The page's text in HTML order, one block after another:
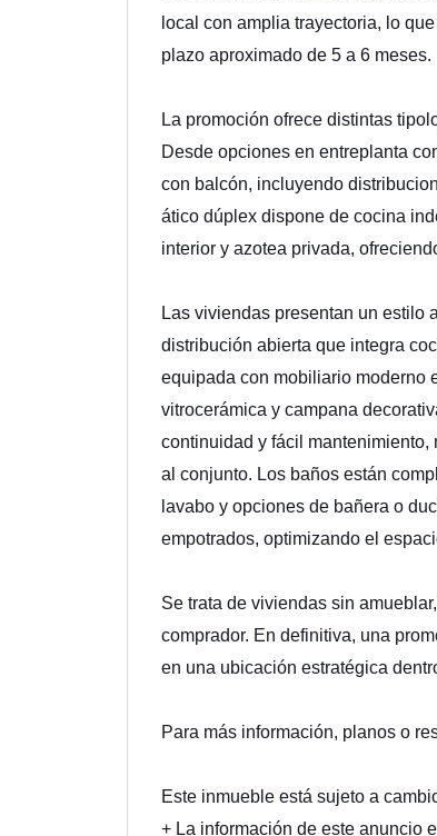
local con amplia trayectoria, lo
plazo aproximado de 5 a 6 meses.
La promoción ofrece distintas
Desde opciones en entreplanta
con balcón, incluyendo
ático dúplex dispone de cocina
interior y azotea privada,
Las viviendas presentan un estilo
distribución abierta que integra
equipada con mobiliario moderno
vitrocerámica y campana
continuidad y fácil
al conjunto. Los baños están
lavabo y opciones de bañera o
empotrados, optimizando el
Se trata de viviendas sin
comprador. En definitiva, una
en una ubicación estratégica
Para más información, planos o
Este inmueble está sujeto a
+ La información de este anuncio